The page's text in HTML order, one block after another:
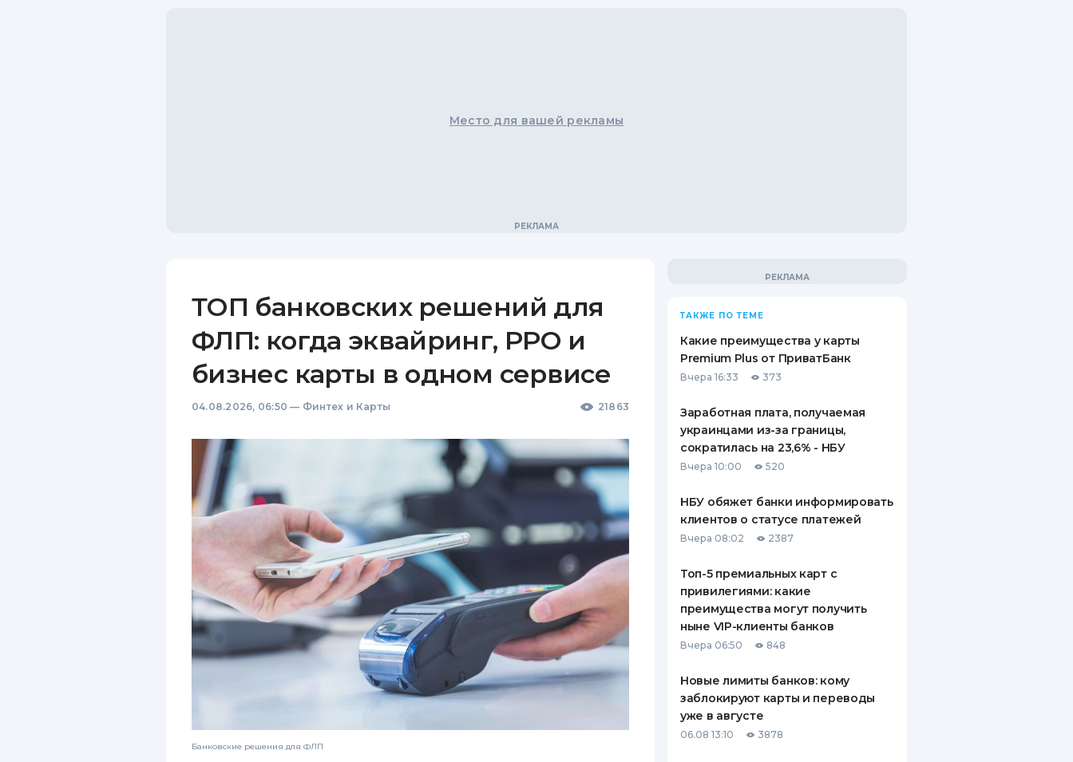
Место для вашей рекламы
ТОП банковских решений для
ФЛП: когда эквайринг, РРО и
бизнес карты в одном сервисе
04.08.2026, 06:50 — Финтех и Карты 21863
Банковские решения для ФЛП
ТАКЖЕ ПО ТЕМЕ
Какие преимущества у карты
Premium Plus от ПриватБанк
Вчера 16:33 373
Заработная плата, получаемая
украинцами из-за границы,
сократилась на 23,6% - НБУ
Вчера 10:00 520
НБУ обяжет банки информировать
клиентов о статусе платежей
Вчера 08:02 2387
Топ-5 премиальных карт с
привилегиями: какие
преимущества могут получить
ныне VIP-клиенты банков
Вчера 06:50 848
Новые лимиты банков: кому
заблокируют карты и переводы
уже в августе
06.08 13:10 3878